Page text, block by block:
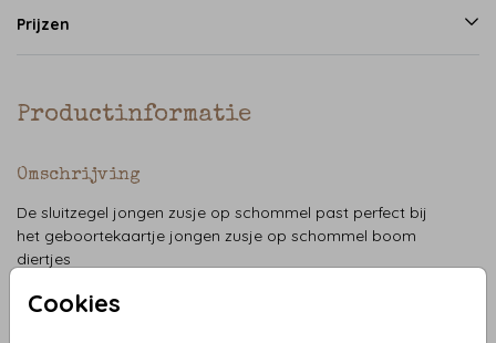
Cookies
Prijzen
Productinformatie
Omschrijving
De sluitzegel jongen zusje op schommel past perfect bij
het geboortekaartje jongen zusje op schommel boom
diertjes